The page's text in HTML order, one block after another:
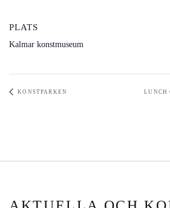
PLATS
Kalmar konstmuseum
KONSTPARKEN LUNCH